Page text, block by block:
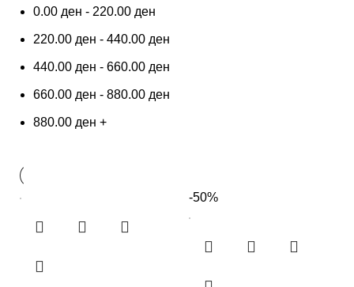
0.00 ден - 220.00 ден
220.00 ден - 440.00 ден
440.00 ден - 660.00 ден
660.00 ден - 880.00 ден
880.00 ден +
-50%